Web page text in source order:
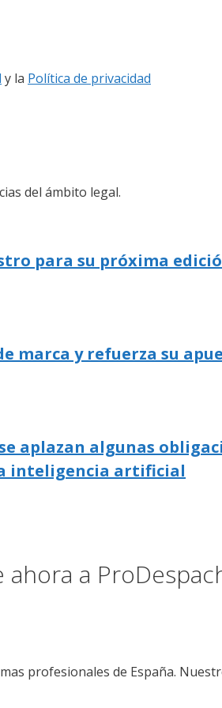
y la Política de privacidad
del ámbito legal.
para su próxima
marca y refuerza su
aplazan algunas
inteligencia artificial
a
profesionales de España.